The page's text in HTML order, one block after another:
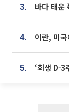
3. 바다 태운
4.
5.